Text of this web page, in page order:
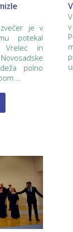
je v
potekal
Vrelec in
polno
...